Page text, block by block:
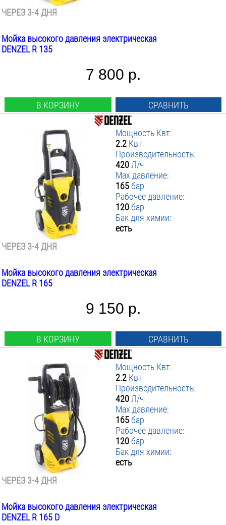
ЧЕРЕЗ 3-4 ДНЯ
Мойка высокого давления электрическая
DENZEL R 135
7 800 р.
В КОРЗИНУ СРАВНИТЬ
Мощность Квт:
2.2 Квт
Производительность:
420 Л/ч
Max давление:
165бар
Рабочее давление:
120бар
Бак для химии:
есть
ЧЕРЕЗ 3-4 ДНЯ
Мойка высокого давления электрическая
DENZEL R 165
9 150 р.
В КОРЗИНУ СРАВНИТЬ
Мощность Квт:
2.2 Квт
Производительность:
420 Л/ч
Max давление:
165бар
Рабочее давление:
120бар
Бак для химии:
есть
ЧЕРЕЗ 3-4 ДНЯ
Мойка высокого давления электрическая
DENZEL R 165 D